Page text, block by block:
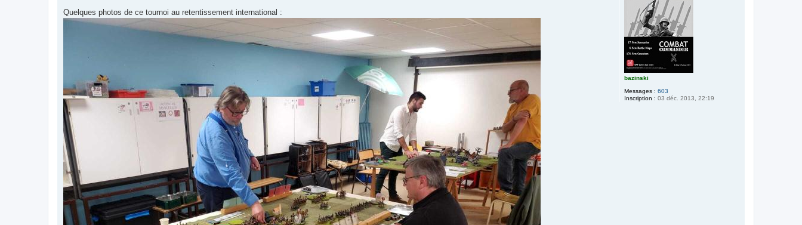
bazinski
Messages : 603
Inscription : 03 déc. 2013, 22:19
s
s
Quelques photos de ce tournoi au retentissement international :